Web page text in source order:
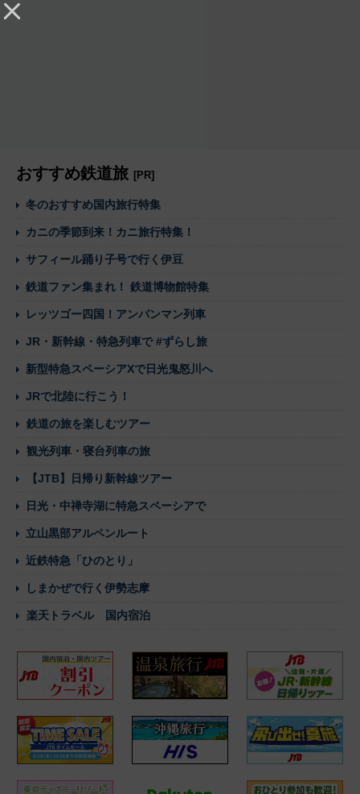
おすすめ鉄道旅 [PR]
冬のおすすめ国内旅行特集
カニの季節到来！カニ旅行特集！
サフィール踊り子号で行く伊豆
鉄道ファン集まれ！ 鉄道博物館特集
レッツゴー四国！アンパンマン列車
JR・新幹線・特急列車で #ずらし旅
新型特急スペーシアXで日光鬼怒川へ
JRで北陸に行こう！
鉄道の旅を楽しむツアー
観光列車・寝台列車の旅
【JTB】日帰り新幹線ツアー
日光・中禅寺湖に特急スペーシアで
立山黒部アルペンルート
近鉄特急「ひのとり」
しまかぜで行く伊勢志摩
楽天トラベル 国内宿泊